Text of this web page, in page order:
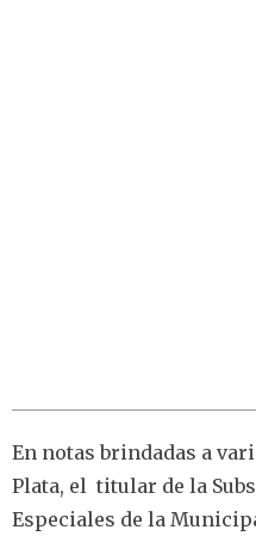
En notas brindadas a
Plata, el titular de la
Especiales de la